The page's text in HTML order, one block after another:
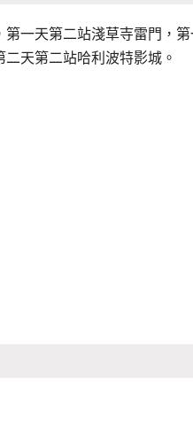
一天第二站淺草寺雷門，第
天第二站哈利波特影城。